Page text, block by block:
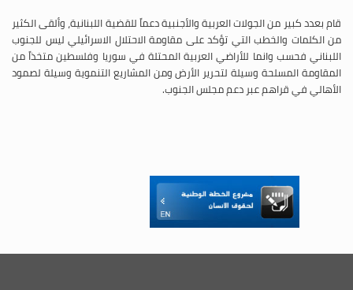
قام بعدد كبير من الجولات العربية والأجنبية دعماً للقضية اللبنانية، وألقى الكثير
من الكلمات والخطب التي تؤكد على مقاومة الاحتلال الاسرائيلي ليس للجنوب
اللبناني فحسب وانما للأراضي العربية المحتلة في سوريا وفلسطين متخذاً من
المقاومة المسلحة وسيلة لتحرير الأرض ومن المشاريع التنموية وسيلة لصمود
الأهالي في قراهم عبر دعم مجلس الجنوب.